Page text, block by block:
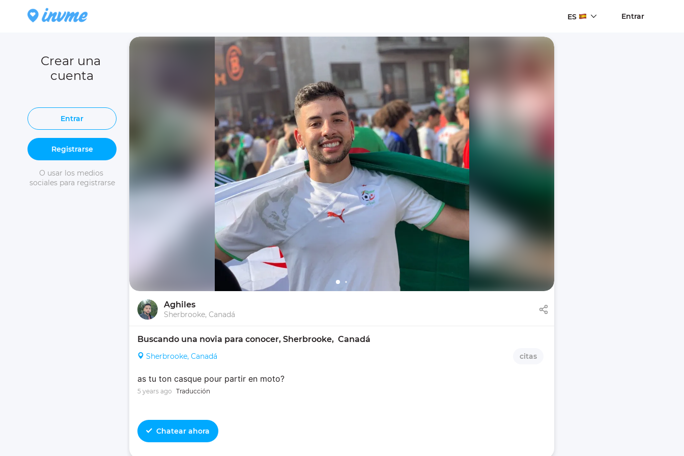
ES Entrar
Crear una
cuenta
Entrar
Registrarse
O usar los medios
sociales para registrarse
Aghiles
Sherbrooke, Canadá
Buscando una novia para conocer, Sherbrooke,  Canadá
Sherbrooke, Canadá citas
as tu ton casque pour partir en moto?
5 years ago Traducción
Chatear ahora